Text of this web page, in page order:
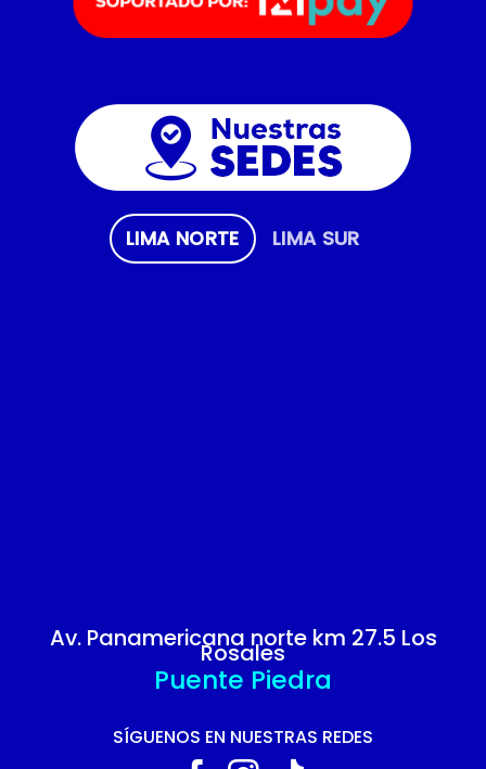
LIMA NORTE LIMA SUR
Av. Panamericana norte km 27.5 Los
Rosales
Puente Piedra
SÍGUENOS EN NUESTRAS REDES